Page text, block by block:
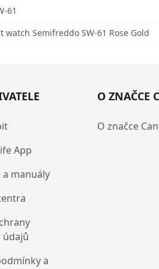
61
watch Semifreddo SW-61 Rose Gold
App
a manuály
údajů
a
O ZNAČCE
O značce